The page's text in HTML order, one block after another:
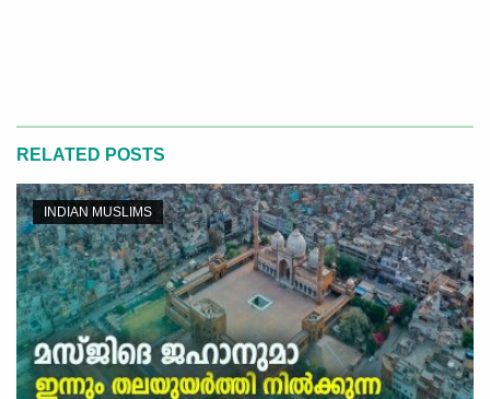
RELATED POSTS
INDIAN MUSLIMS